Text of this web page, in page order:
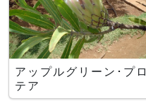
アップルグリーン･プロ
テア